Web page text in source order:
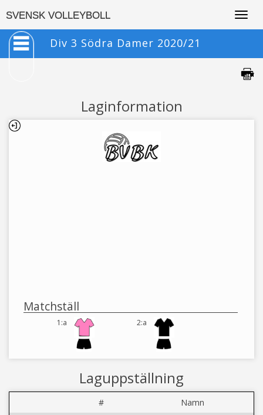
SVENSK VOLLEYBOLL
Div 3 Södra Damer 2020/21
Laginformation
Matchställ
1:a 2:a
Laguppställning
# Namn